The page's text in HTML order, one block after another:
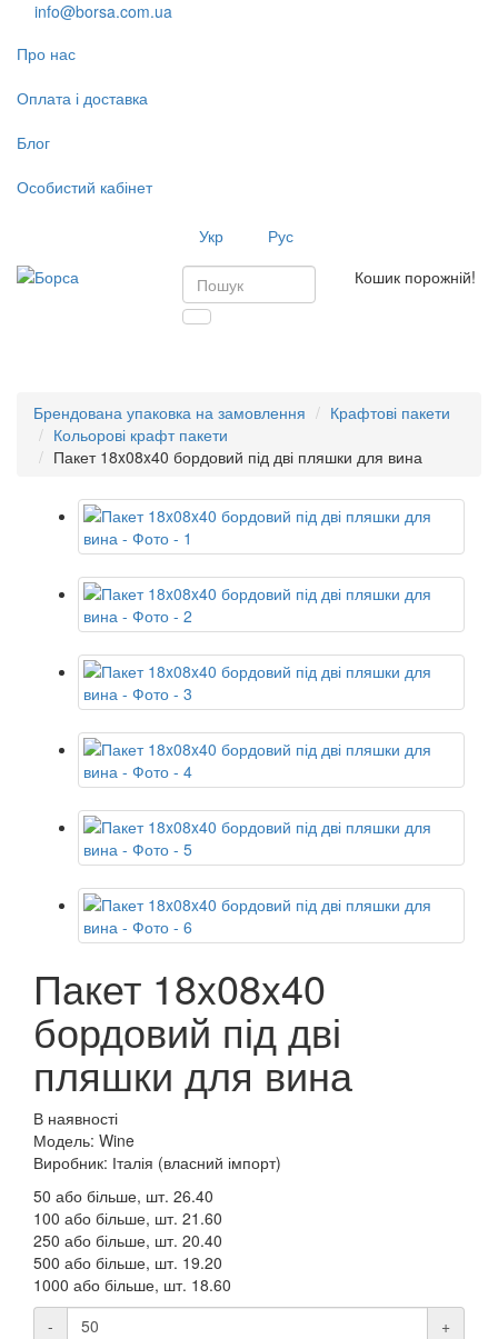
info@borsa.com.ua
Про нас
Оплата і доставка
Блог
Особистий кабінет
Укр
Рус
Кошик порожній!
Брендована упаковка на замовлення
Крафтові пакети
Кольорові крафт пакети
Пакет 18x08x40 бордовий під дві пляшки для вина
Пакет 18x08x40
бордовий під дві
пляшки для вина
В наявності
Модель: Wine
Виробник: Італія (власний імпорт)
50 або більше, шт. 26.40
100 або більше, шт. 21.60
250 або більше, шт. 20.40
500 або більше, шт. 19.20
1000 або більше, шт. 18.60
-
+